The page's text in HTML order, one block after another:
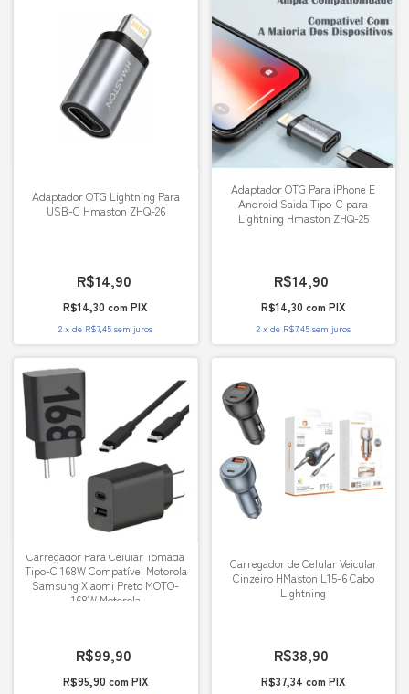
Adaptador OTG Lightning Para
USB-C Hmaston ZHQ-26
R$14,90
R$14,30com PIX
2 xde R$7,45 sem juros
Adaptador OTG Para iPhone E
Android Saida Tipo-C para
Lightning Hmaston ZHQ-25
R$14,90
R$14,30 com PIX
2 x de R$7,45 sem juros
Carregador Para Celular Tomada
Tipo-C 168W Compatível Motorola
Samsung Xiaomi Preto MOTO-
168W Motorola
R$99,90
R$95,90 com PIX
Carregador de Celular Veicular
Cinzeiro HMaston L15-6 Cabo
Lightning
R$38,90
R$37,34 com PIX